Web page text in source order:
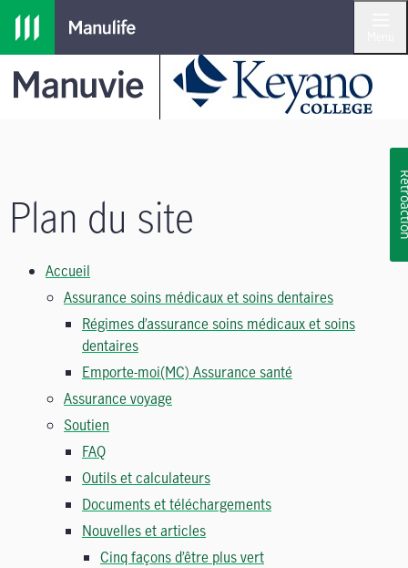
Passer à la navigation principale
Passer au contenu principal
Passer au pied de page
Plan du site
Accueil
Assurance soins médicaux et soins dentaires
Régimes d’assurance soins médicaux et soins
dentaires
Emporte-moi(MC) Assurance santé
Assurance voyage
Soutien
FAQ
Outils et calculateurs
Documents et téléchargements
Nouvelles et articles
Cinq façons d’être plus vert